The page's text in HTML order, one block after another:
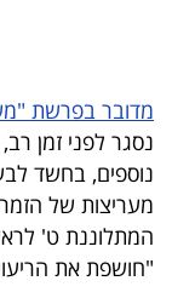
פודקאסט
40
UNDER
40
מדובר בפרשת
נסגר לפני זמן
נוספים, בחשד
מעריצות של
המתלוננת ט'
"חושפת את